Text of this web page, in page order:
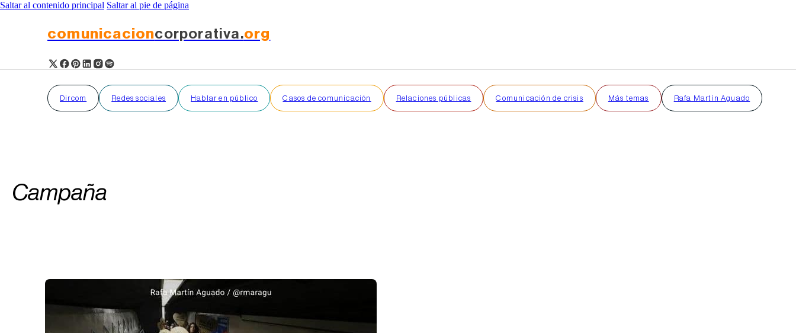
Saltar al contenido principal Saltar al pie de página
comunicacioncorporativa.org
Dircom Redes sociales Hablar en público Casos de comunicación Relaciones públicas Comunicación de crisis Más temas Rafa Martín Aguado
Campaña